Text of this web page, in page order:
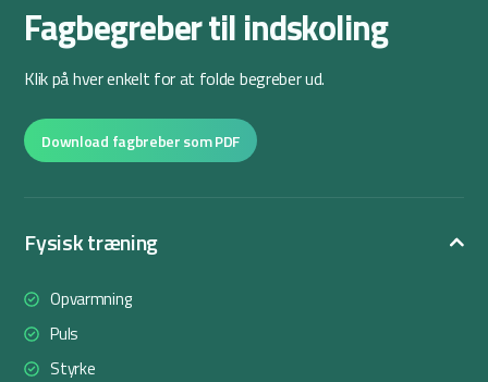
Fagbegreber til indskoling
Klik på hver enkelt for at folde begreber ud.
Download fagbreber som PDF
Fysisk træning
Opvarmning
Puls
Styrke